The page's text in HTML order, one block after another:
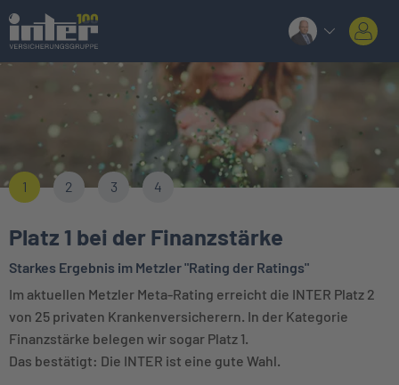
1 2 3 4
Platz 1 bei der Finanzstärke
Starkes Ergebnis im Metzler "Rating der Ratings"
Im aktuellen Metzler Meta-Rating erreicht die INTER Platz 2
von 25 privaten Krankenversicherern. In der Kategorie
Finanzstärke belegen wir sogar Platz 1.
Das bestätigt: Die INTER ist eine gute Wahl.